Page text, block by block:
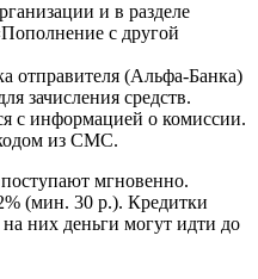
и в разделе
с другой
отправителя (Альфа-Банка)
зачисления средств.
с информацией о комиссии.
из СМС.
мгновенно.
(мин. 30 р.). Кредитки
них деньги могут идти до